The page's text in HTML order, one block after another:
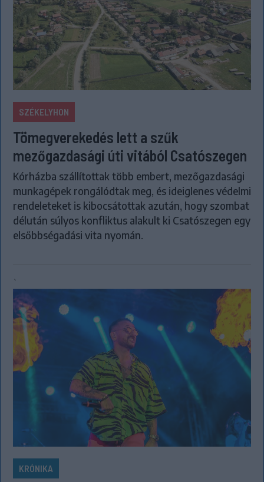
SZÉKELYHON
Tömegverekedés lett a szűk
mezőgazdasági úti vitából Csatószegen
Kórházba szállítottak több embert, mezőgazdasági
munkagépek rongálódtak meg, és ideiglenes védelmi
rendeleteket is kibocsátottak azután, hogy szombat
délután súlyos konfliktus alakult ki Csatószegen egy
elsőbbségadási vita nyomán.
`
KRÓNIKA